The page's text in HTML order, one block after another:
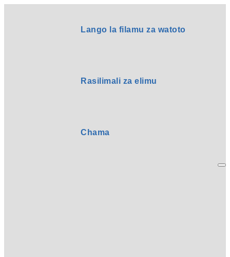
Lango la filamu za watoto
Rasilimali za elimu
Chama